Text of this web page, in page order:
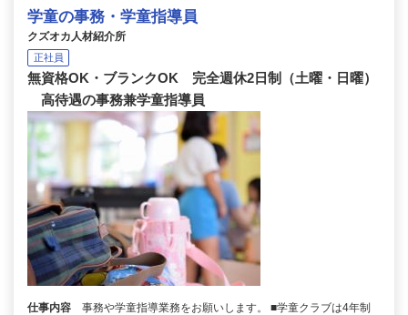
学童の事務・学童指導員
クズオカ人材紹介所
正社員
無資格OK・ブランクOK 完全週休2日制（土曜・日曜）
高待遇の事務兼学童指導員
仕事内容
事務や学童指導業務をお願いします。 ■学童クラブは4年制